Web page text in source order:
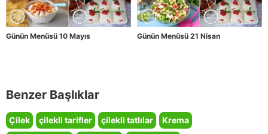
Günün Menüsü 10 Mayıs Günün Menüsü 21 Nisan
Benzer Başlıklar
Çilek çilekli tarifler çilekli tatlılar
Krema